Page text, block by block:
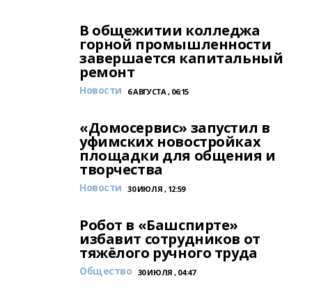
В общежитии колледжа
горной промышленности
завершается капитальный
ремонт
Новости 6 АВГУСТА , 06:15
«Домосервис» запустил в
уфимских новостройках
площадки для общения и
творчества
Новости 30 ИЮЛЯ , 12:59
Робот в «Башспирте»
избавит сотрудников от
тяжёлого ручного труда
Общество 30 ИЮЛЯ , 04:47